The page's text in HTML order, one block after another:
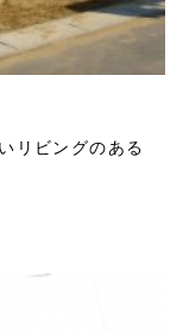
リビングのある